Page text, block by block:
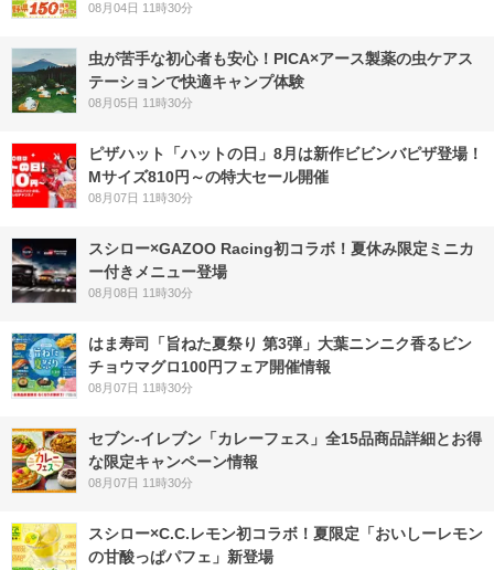
08月04日 11時30分
虫が苦手な初心者も安心！PICA×アース製薬の虫ケアス
テーションで快適キャンプ体験
08月05日 11時30分
ピザハット「ハットの日」8月は新作ビビンバピザ登場！
Mサイズ810円～の特大セール開催
08月07日 11時30分
スシロー×GAZOO Racing初コラボ！夏休み限定ミニカ
ー付きメニュー登場
08月08日 11時30分
はま寿司「旨ねた夏祭り 第3弾」大葉ニンニク香るビン
チョウマグロ100円フェア開催情報
08月07日 11時30分
セブン‐イレブン「カレーフェス」全15品商品詳細とお得
な限定キャンペーン情報
08月07日 11時30分
スシロー×C.C.レモン初コラボ！夏限定「おいしーレモン
の甘酸っぱパフェ」新登場